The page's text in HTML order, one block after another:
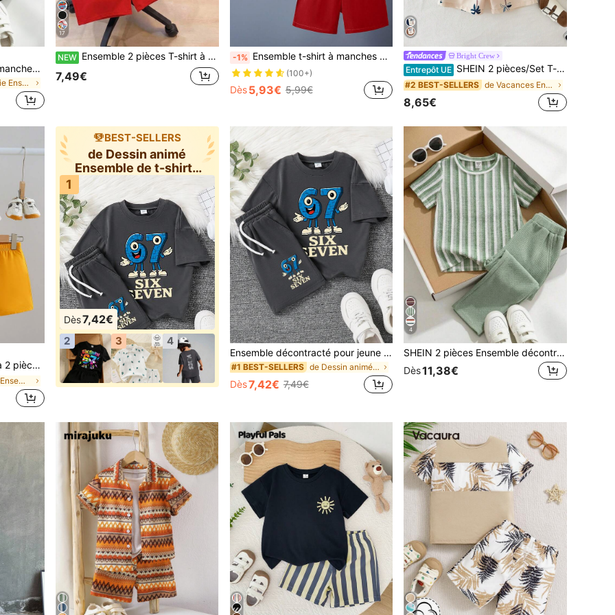
SHEIN Ensemble t-shirt à manches courtes et pantalon pour jeune garçon, style sport, style vintage américain, blocs de couleurs, confortable, ample, col rond, motif floral rétro minimaliste et lettres anglaises "King"
de Broderie Ensembles pour jeunes garçons
17
NEW Ensemble 2 pièces T-shirt à manches courtes et short décontracté minimaliste pour jeunes garçons, convient pour l'été, motif de dessin animé
7,49€
-1% Ensemble t-shirt à manches courtes col rond et short imprimé lettres pour jeune garçon, style décontracté
(100+)
Dès 5,93€ 5,99€
Bright Crew
Entrepôt UE SHEIN 2 pièces/Set T-shirt et short d'été décontracté pour garçons, imprimé arbre de noix de coco, tenue de vacances
#2 BEST-SELLERS de Vacances Ensembles pour jeunes garçons
8,65€
pour le port décontracté d'été, les vacances, la plage, les voyages
de Jaune Ensembles pour jeunes garçons
BEST-SELLERS
de Dessin animé
Ensemble de t-shirts
1
Dès7,42€
2 3 4
Ensemble décontracté pour jeune garçon avec t-shirt à col rond à manches courtes et imprimé lettres & dessins animés et short, pour un port quotidien
#1 BEST-SELLERS de Dessin animé Ensemble de t-shirts pour jeunes g
Dès7,42€ 7,49€
4
SHEIN 2 pièces Ensemble décontracté basique polyvalent pour jeunes garçons, manches courtes & pantalon long, convient pour les sorties, l'école, les rassemblements quotidiens, les tenues de printemps et d'été, les tenues d'hiver, les tenues d'automne, fermeture éclair, vêtements pour jeunes garçons, Sweat-shirt col rond, ensembles
Dès11,38€